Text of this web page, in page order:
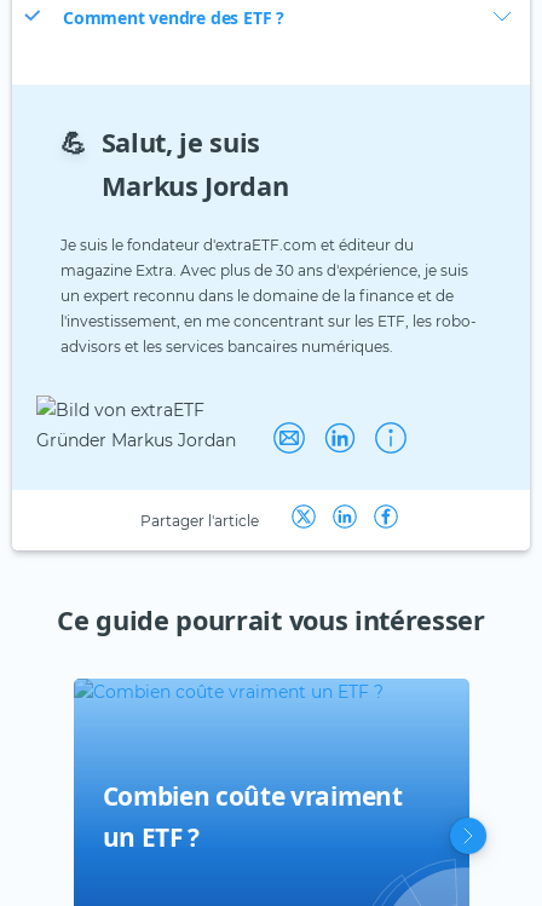
Comment vendre des ETF ?
💪 Salut, je suis
Markus Jordan
Je suis le fondateur d'extraETF.com et éditeur du
magazine Extra. Avec plus de 30 ans d'expérience, je suis
un expert reconnu dans le domaine de la finance et de
l'investissement, en me concentrant sur les ETF, les robo-
advisors et les services bancaires numériques.
Partager l'article
Ce guide pourrait vous intéresser
Combien coûte vraiment
un ETF ?